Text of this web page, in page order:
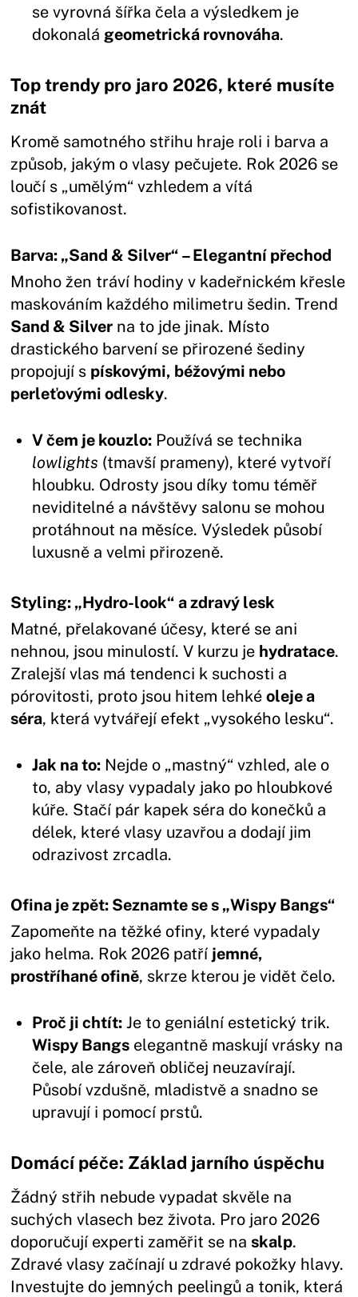
se vyrovná šířka čela a výsledkem je
dokonalá geometrická rovnováha.
Top trendy pro jaro 2026, které musíte
znát
Kromě samotného střihu hraje roli i barva a
způsob, jakým o vlasy pečujete. Rok 2026 se
loučí s „umělým“ vzhledem a vítá
sofistikovanost.
Barva: „Sand & Silver“ – Elegantní přechod
Mnoho žen tráví hodiny v kadeřnickém křesle
maskováním každého milimetru šedin. Trend
Sand & Silver na to jde jinak. Místo
drastického barvení se přirozené šediny
propojují s pískovými, béžovými nebo
perleťovými odlesky.
V čem je kouzlo: Používá se technika
lowlights (tmavší prameny), které vytvoří
hloubku. Odrosty jsou díky tomu téměř
neviditelné a návštěvy salonu se mohou
protáhnout na měsíce. Výsledek působí
luxusně a velmi přirozeně.
Styling: „Hydro-look“ a zdravý lesk
Matné, přelakované účesy, které se ani
nehnou, jsou minulostí. V kurzu je hydratace.
Zralejší vlas má tendenci k suchosti a
pórovitosti, proto jsou hitem lehkéoleje a
séra, která vytvářejí efekt „vysokého lesku“.
Jak na to: Nejde o „mastný“ vzhled, ale o
to, aby vlasy vypadaly jako po hloubkové
kúře. Stačí pár kapek séra do konečků a
délek, které vlasy uzavřou a dodají jim
odrazivost zrcadla.
Ofina je zpět: Seznamte se s „Wispy Bangs“
Zapomeňte na těžké ofiny, které vypadaly
jako helma. Rok 2026 patří jemné,
prostříhané ofině, skrze kterou je vidět čelo.
Proč ji chtít: Je to geniální estetický trik.
Wispy Bangs elegantně maskují vrásky na
čele, ale zároveň obličej neuzavírají.
Působí vzdušně, mladistvě a snadno se
upravují i pomocí prstů.
Domácí péče: Základ jarního úspěchu
Žádný střih nebude vypadat skvěle na
suchých vlasech bez života. Pro jaro 2026
doporučují experti zaměřit se naskalp.
Zdravé vlasy začínají u zdravé pokožky hlavy.
Investujte do jemných peelingů a tonik, která